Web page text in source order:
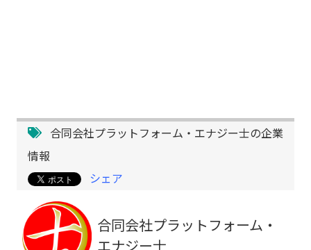
合同会社プラットフォーム・エナジー士の企業
情報
シェア
合同会社プラットフォーム・
エナジー士